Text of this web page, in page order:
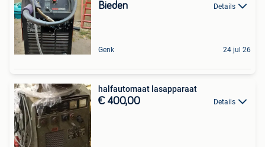
Bieden Details
Genk 24 jul 26
halfautomaat lasapparaat
€ 400,00 Details